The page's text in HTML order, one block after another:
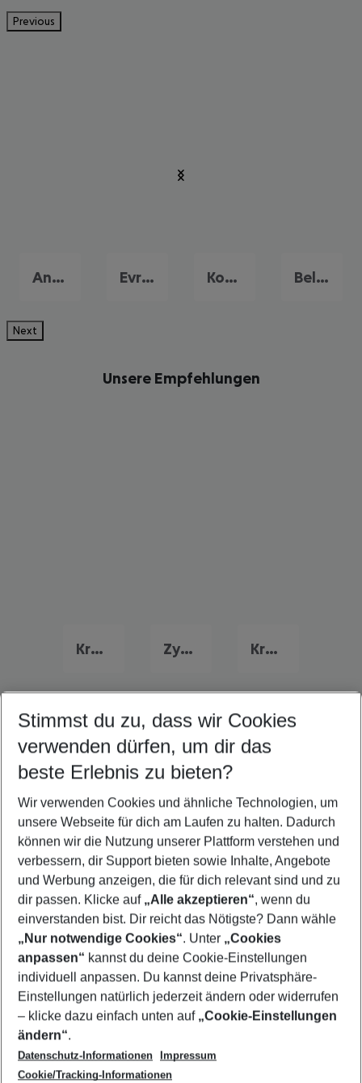
Previous
Antalya Evrenseki Konakli Belek
Next
Unsere Empfehlungen
Kreta Frühbucher Angebote Zypern Flug & Hotel Kroatien Flug & Hotel
Quicklinks
Flug & Hotel Türkische Riviera
Last Minute Türkische Riviera
Pauschalreisen Türkische Riviera
Urlaub Türkische Riviera
Familienurlaub Türkische Riviera
Footer
Footer navigation
Über uns
AGB
Bestpreisgarantie
Cookie-Einstellungen ändern
Agenturbetreuung
Barrierefreies Reisen
Folge uns
Stimmst du zu, dass wir Cookies
verwenden dürfen, um dir das
beste Erlebnis zu bieten?
Wir verwenden Cookies und ähnliche Technologien, um
unsere Webseite für dich am Laufen zu halten. Dadurch
können wir die Nutzung unserer Plattform verstehen und
verbessern, dir Support bieten sowie Inhalte, Angebote
und Werbung anzeigen, die für dich relevant sind und zu
dir passen. Klicke auf „Alle akzeptieren“, wenn du
einverstanden bist. Dir reicht das Nötigste? Dann wähle
„Nur notwendige Cookies“. Unter „Cookies
anpassen“ kannst du deine Cookie-Einstellungen
individuell anpassen. Du kannst deine Privatsphäre-
Einstellungen natürlich jederzeit ändern oder widerrufen
– klicke dazu einfach unten auf „Cookie-Einstellungen
ändern“.
Datenschutz-Informationen
Impressum
Cookie/Tracking-Informationen